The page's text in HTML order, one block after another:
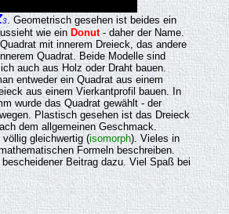
3. Geometrisch gesehen ist beides ein
wie ein Donut- daher der Name.
mit innerem Dreieck, das andere
Quadrat. Beide Modelle sind
auch aus Holz oder Draht bauen.
entweder ein Quadrat aus einem
aus einem Vierkantprofil bauen. In
wurde das Quadrat gewählt - der
Plastisch gesehen ist das Dreieck
dem allgemeinen Geschmack.
gleichwertig (isomorph). Vieles in
Formeln beschreiben.
Beitrag dazu. Viel Spaß bei